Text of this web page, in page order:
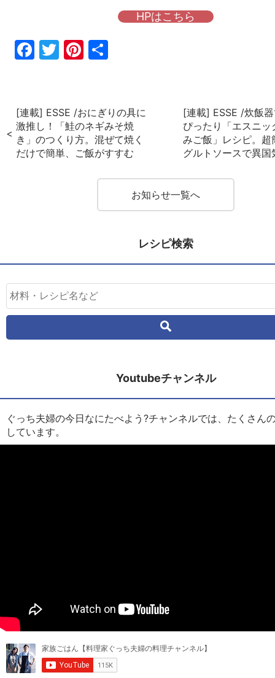
HPはこちら
Fac
Twi
Pin
[連載] ESSE /おにぎりの具に
激推し！「鮭のネギみそ焼
き」のつくり方。混ぜて焼く
だけで簡単、ご飯がすすむ
[連載] ESSE /炊飯
ぴったり「エスニッ
みご飯」レシピ。超
グルトソースで異国
お知らせ一覧へ
レシピ検索
Youtubeチャンネル
ぐっち夫婦の今日なにたべよう?チャンネルでは、たくさん
しています。